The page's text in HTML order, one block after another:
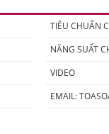
TIÊU CHUẨN
NĂNG SUẤT
VIDEO
EMAIL: